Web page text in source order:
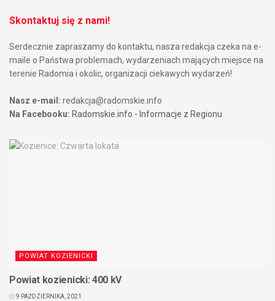
Skontaktuj się z nami!
Serdecznie zapraszamy do kontaktu, nasza redakcja czeka na e-
maile o Państwa problemach, wydarzeniach mających miejsce na
terenie Radomia i okolic, organizacji ciekawych wydarzeń!
Nasz e-mail: redakcja@radomskie.info
Na Facebooku: Radomskie.info - Informacje z Regionu
POWIAT KOZIENICKI
Powiat kozienicki: 400 kV
9 PAŹDZIERNIKA, 2021